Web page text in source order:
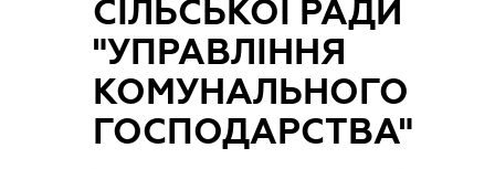
СІЛЬСЬКОЇ РАДИ
"УПРАВЛІННЯ
КОМУНАЛЬНОГО
ГОСПОДАРСТВА"